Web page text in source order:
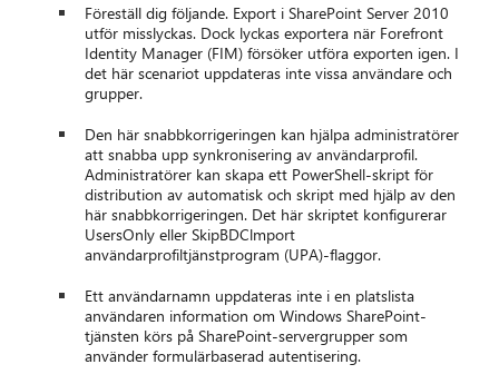
Föreställ dig följande. Export i SharePoint Server 2010
utför misslyckas. Dock lyckas exportera när Forefront
Identity Manager (FIM) försöker utföra exporten igen. I
det här scenariot uppdateras inte vissa användare och
grupper.
Den här snabbkorrigeringen kan hjälpa administratörer
att snabba upp synkronisering av användarprofil.
Administratörer kan skapa ett PowerShell-skript för
distribution av automatisk och skript med hjälp av den
här snabbkorrigeringen. Det här skriptet konfigurerar
UsersOnly eller SkipBDClmport
användarprofiltjänstprogram (UPA)-flaggor.
Ett användarnamn uppdateras inte i en platslista
användaren information om Windows SharePoint-
tjänsten körs på SharePoint-servergrupper som
använder formulärbaserad autentisering.